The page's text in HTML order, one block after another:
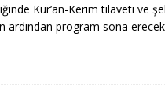
Kur’an-Kerim tilaveti ve
ardından program sona